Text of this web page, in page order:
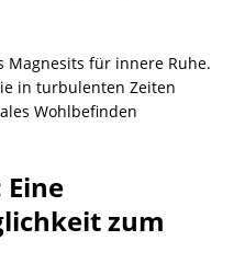
Magnesits für innere Ruhe.
in turbulenten Zeiten
Wohlbefinden
zum